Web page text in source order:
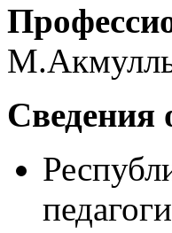
Сведения